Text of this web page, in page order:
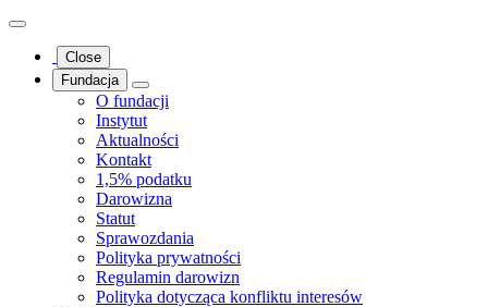
Close
Fundacja
O fundacji
Instytut
Aktualności
Kontakt
1,5% podatku
Darowizna
Statut
Sprawozdania
Polityka prywatności
Regulamin darowizn
Polityka dotycząca konfliktu interesów